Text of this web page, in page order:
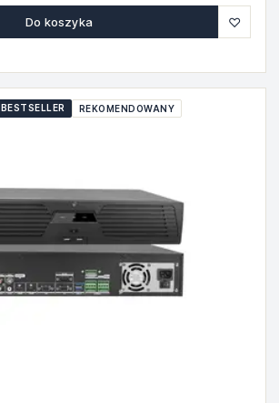
Do koszyka ♡
BESTSELLER REKOMENDOWANY